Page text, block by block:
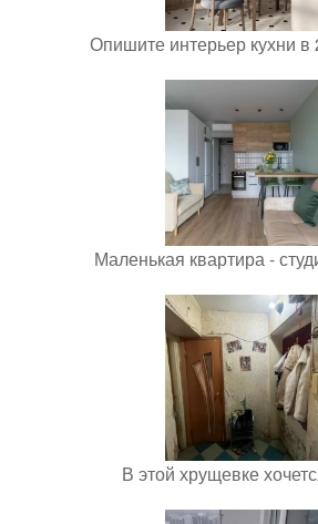
Опишите интерьер кухни в
Маленькая квартира -
В этой хрущевке